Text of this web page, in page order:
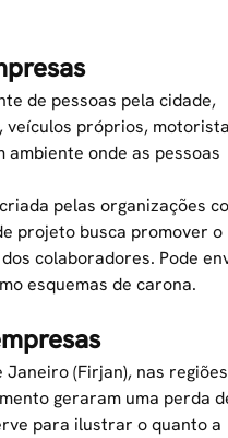
de pessoas pela cidade,
veículos próprios,
onde as pessoas
pelas organizações
projeto busca promover o
colaboradores. Pode
esquemas de carona.
(Firjan), nas regiões
geraram uma perda
para ilustrar o quanto a